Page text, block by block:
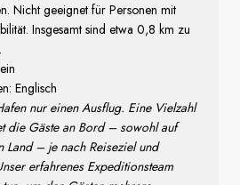
Nicht geeignet für Personen mit
Insgesamt sind etwa 0,8 km zu
Englisch
nur einen Ausflug. Eine Vielzahl
die Gäste an Bord – sowohl auf
Land – je nach Reiseziel und
erfahrenes Expeditionsteam